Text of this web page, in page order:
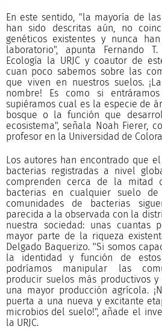
En este sentido, "la mayoría de
han sido descritas aún, no
genéticos existentes y nunca
laboratorio", apunta Fernando
Ecología la URJC y coautor de
cuan poco sabemos sobre las
que viven en nuestros suelos.
nombre! Es como si
supiéramos cual es la especie de
bosque o la función que
ecosistema", señala Noah Fierer,
profesor en la Universidad de
Los autores han encontrado que
bacterias registradas a nivel
comprenden cerca de la mitad
bacterias en cualquier suelo
comunidades de bacterias
parecida a la observada con la
nuestra sociedad: unas cuantas
mayor parte de la riqueza
Delgado Baquerizo. "Si somos
la identidad y función de
podríamos manipular las
producir suelos más productivos
una mayor producción agrícola.
puerta a una nueva y excitante
microbios del suelo!", añade el
la URJC.